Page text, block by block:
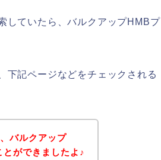
していたら、バルクアップHMBプ
下記ページなどをチェックされる
バルクアップ
ができましたよ♪